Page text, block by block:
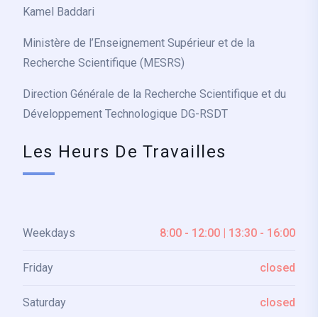
Kamel Baddari
Ministère de l’Enseignement Supérieur et de la
Recherche Scientifique (MESRS)
Direction Générale de la Recherche Scientifique et du
Développement Technologique DG-RSDT
Les Heurs De Travailles
Weekdays 8:00 - 12:00 | 13:30 - 16:00
Friday closed
Saturday closed